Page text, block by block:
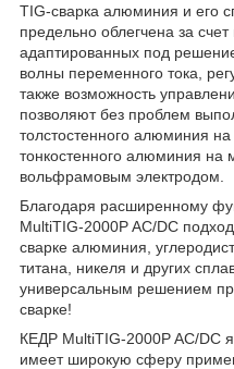
TIG-сварка алюминия и его
предельно облегчена за
адаптированных под
волны переменного тока,
также возможность
позволяют без проблем
толстостенного алюминия
тонкостенного алюминия на
вольфрамовым электродом.
Благодаря расширенному
MultiTIG-2000P AC/DC
сварке алюминия,
титана, никеля и других
универсальным решением
сварке!
КЕДР MultiTIG-2000P AC/DC
имеет широкую сферу